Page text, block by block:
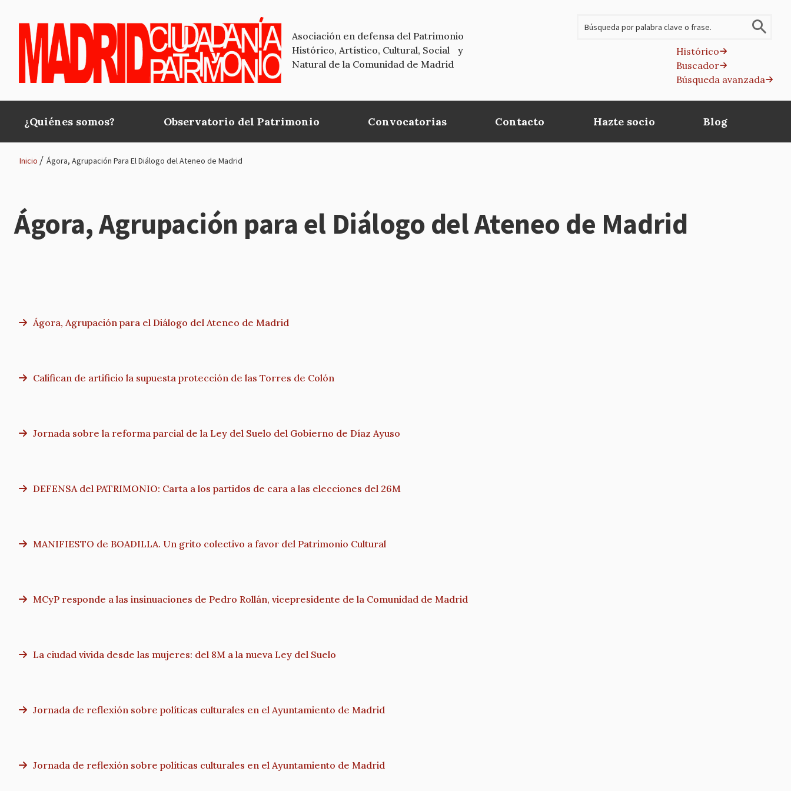
Asociación en defensa del Patrimonio
Histórico, Artístico, Cultural, Social y
Natural de la Comunidad de Madrid
Histórico
Buscador
Búsqueda avanzada
Main
navigation
¿Quiénes somos? Observatorio del Patrimonio Convocatorias Contacto Hazte socio Blog
de
navegación
Inicio Ágora, Agrupación Para El Diálogo del Ateneo de Madrid
Ágora, Agrupación para el Diálogo del Ateneo de Madrid
Ágora, Agrupación para el Diálogo del Ateneo de Madrid
Califican de artificio la supuesta protección de las Torres de Colón
Jornada sobre la reforma parcial de la Ley del Suelo del Gobierno de Díaz Ayuso
DEFENSA del PATRIMONIO: Carta a los partidos de cara a las elecciones del 26M
MANIFIESTO de BOADILLA. Un grito colectivo a favor del Patrimonio Cultural
MCyP responde a las insinuaciones de Pedro Rollán, vicepresidente de la Comunidad de Madrid
La ciudad vivida desde las mujeres: del 8M a la nueva Ley del Suelo
Jornada de reflexión sobre políticas culturales en el Ayuntamiento de Madrid
Jornada de reflexión sobre políticas culturales en el Ayuntamiento de Madrid